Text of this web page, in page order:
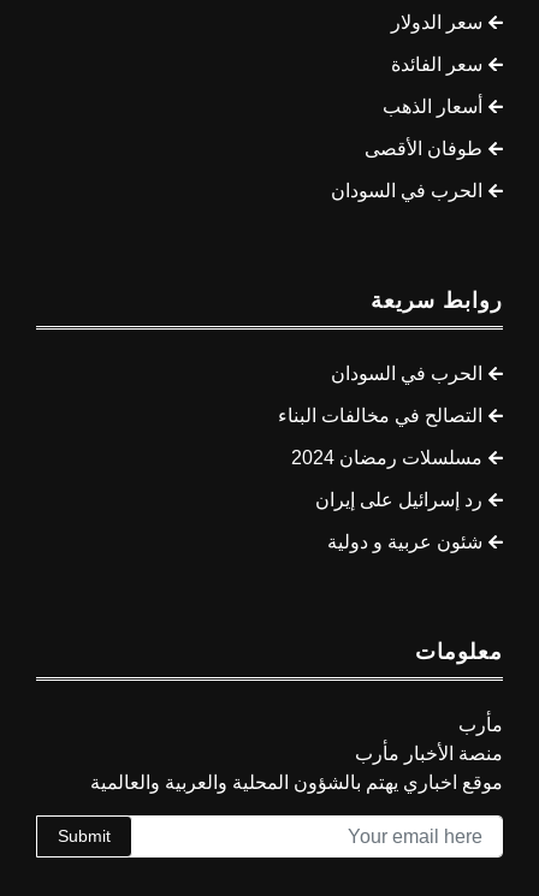
سعر الدولار
سعر الفائدة
أسعار الذهب
طوفان الأقصى
الحرب في السودان
روابط سريعة
الحرب في السودان
التصالح في مخالفات البناء
مسلسلات رمضان 2024
رد إسرائيل على إيران
شئون عربية و دولية
معلومات
مأرب
منصة الأخبار مأرب
موقع اخباري يهتم بالشؤون المحلية والعربية والعالمية
Submit